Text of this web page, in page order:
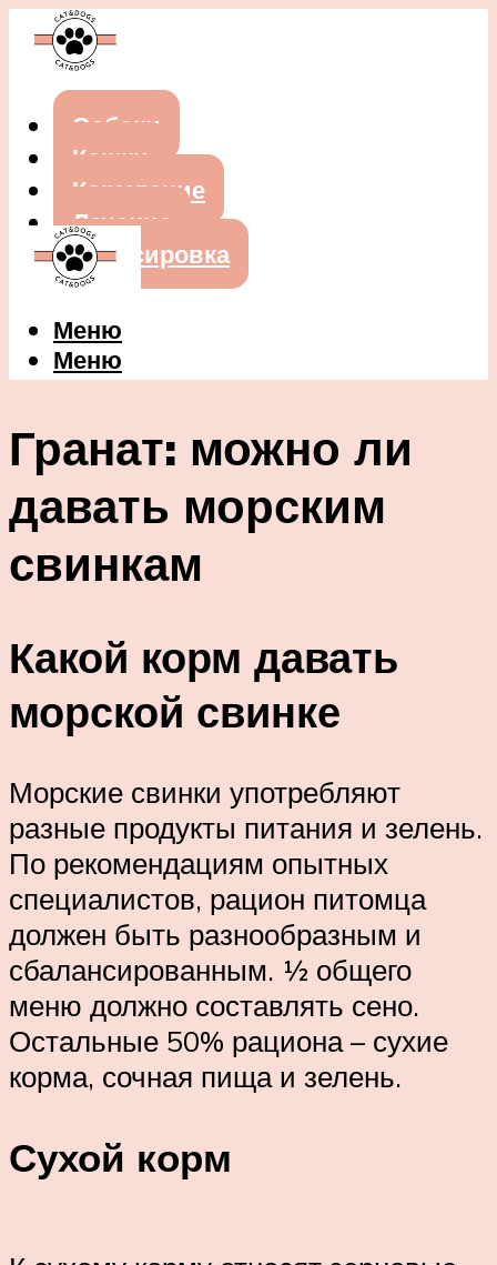
Собаки
Кошки
Кормление
Лечение
Дрессировка
Меню
Меню
Гранат: можно ли
давать морским
свинкам
Какой корм давать
морской свинке
Морские свинки употребляют
разные продукты питания и зелень.
По рекомендациям опытных
специалистов, рацион питомца
должен быть разнообразным и
сбалансированным. ½ общего
меню должно составлять сено.
Остальные 50% рациона – сухие
корма, сочная пища и зелень.
Сухой корм